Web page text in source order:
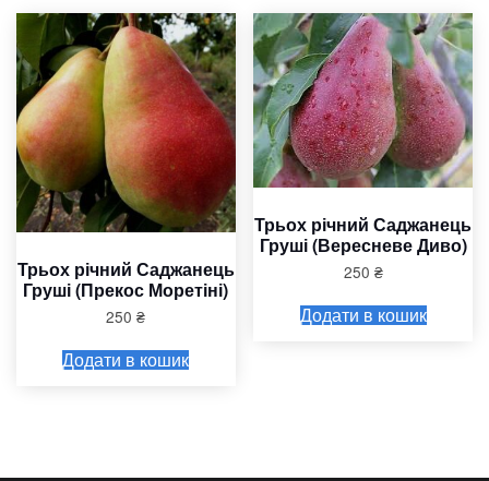
Трьох річний Саджанець
Груші (Прекос Моретіні)
250₴
Додати в кошик
Трьох річний Саджанець
Груші (Вересневе Диво)
250 ₴
Додати в кошик